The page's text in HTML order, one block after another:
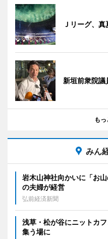
Ｊリーグ、
新垣前衆院議
も
みん
岩木山神社向かいに「お
の夫婦が経営
弘前経済新聞
浅草・松が谷にニットカ
集う場に